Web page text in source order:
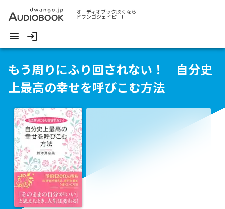
オーディオブック聴くなら
ドワンゴジェイピー!
もう周りにふり回されない！ 自分史
上最高の幸せを呼びこむ方法